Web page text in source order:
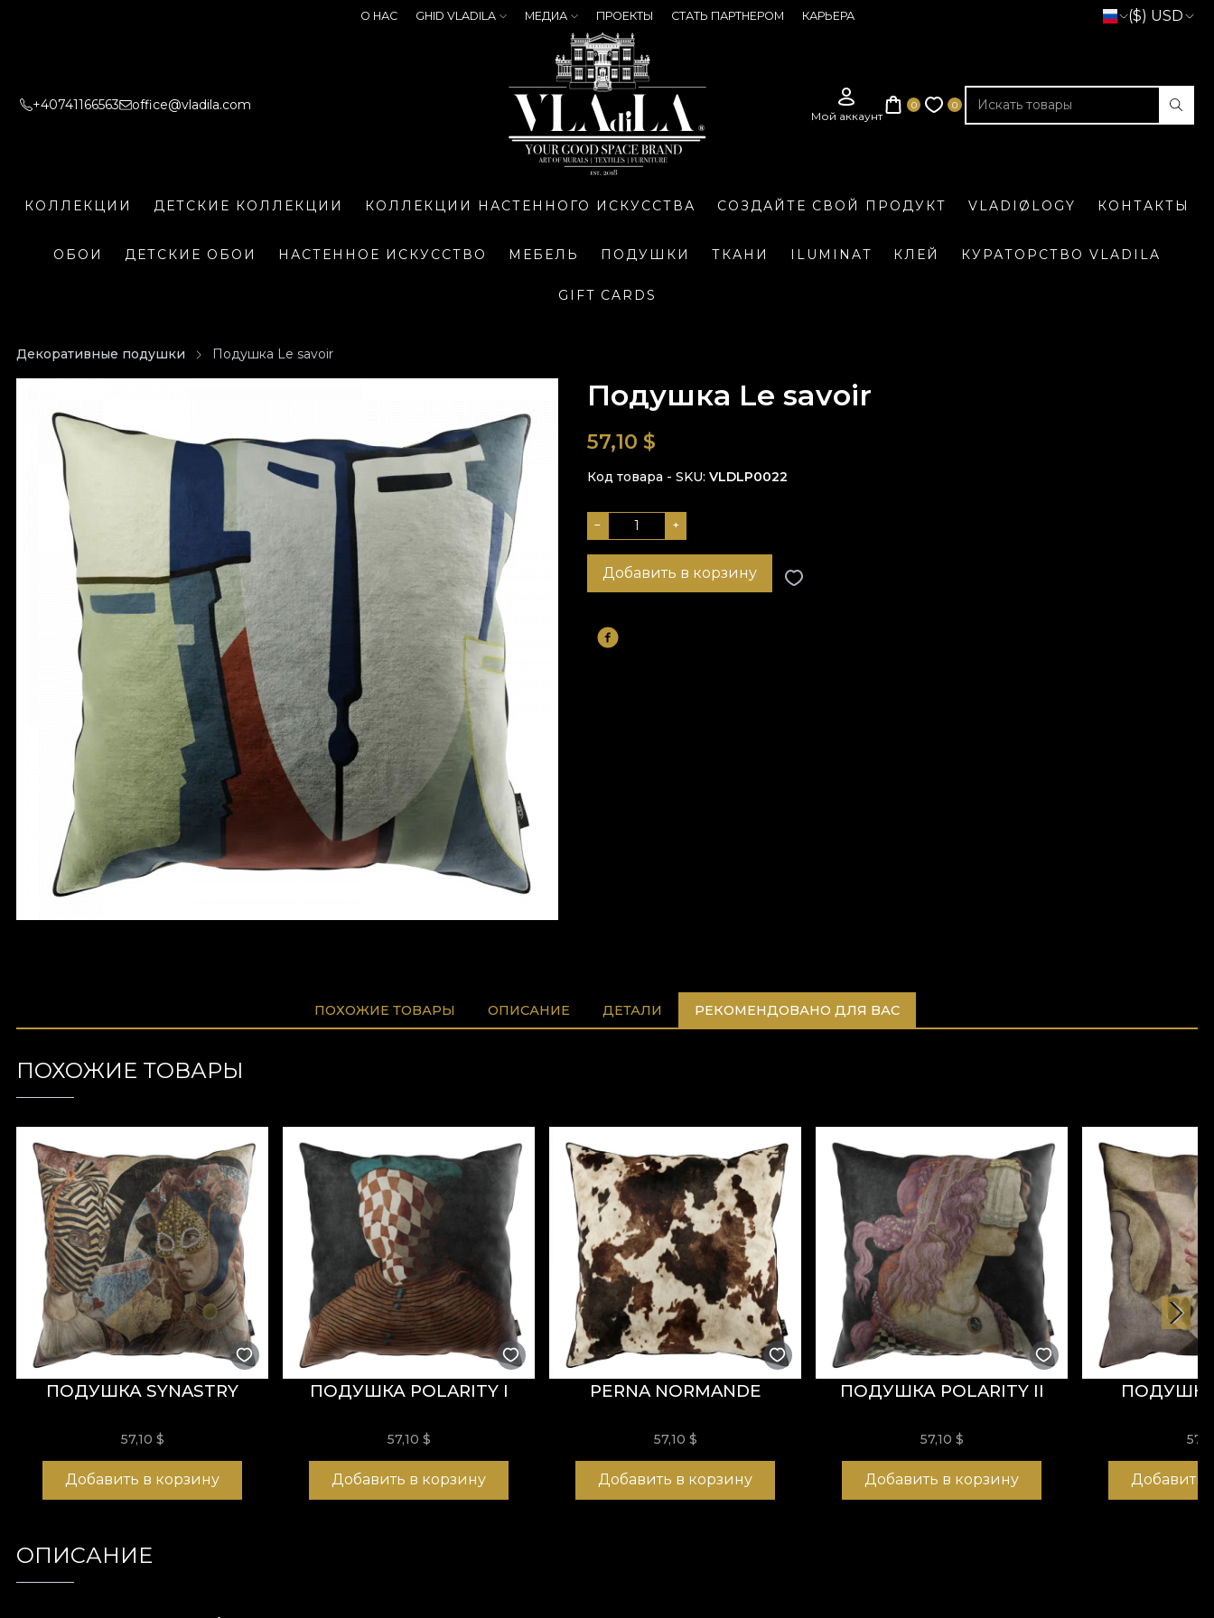
О НАС GHID VLADILA МЕДИА ПРОЕКТЫ СТАТЬ ПАРТНЕРОМ КАРЬЕРА ($) USD
+40741166563 office@vladila.com
КОЛЛЕКЦИИ ДЕТСКИЕ КОЛЛЕКЦИИ КОЛЛЕКЦИИ НАСТЕННОГО ИСКУССТВА СОЗДАЙТЕ СВОЙ ПРОДУКТ VLADIØLOGY КОНТАКТЫ
ОБОИ ДЕТСКИЕ ОБОИ НАСТЕННОЕ ИСКУССТВО МЕБЕЛЬ ПОДУШКИ ТКАНИ ILUMINAT КЛЕЙ КУРАТОРСТВО VLADILA
GIFT CARDS
Декоративные подушки Подушка Le savoir
Подушка Le savoir
57,10 $
Код товара - SKU VLDLP0022
− +
Добавить в корзину
ПОХОЖИЕ ТОВАРЫ ОПИСАНИЕ ДЕТАЛИ РЕКОМЕНДОВАНО ДЛЯ ВАС
ПОХОЖИЕ ТОВАРЫ
ПОДУШКА SYNASTRY
57,10 $
Добавить в корзину
ПОДУШКА POLARITY I
57,10 $
Добавить в корзину
PERNA NORMANDE
57,10 $
Добавить в корзину
ПОДУШКА POLARITY II
57,10 $
Добавить в корзину
ПОДУШКА
Добавить
ОПИСАНИЕ